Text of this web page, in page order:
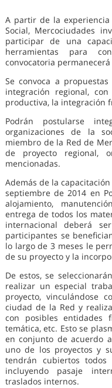
A partir de la experiencia
Social, Mercociudades
participar de una
herramientas para
convocatoria
Se convoca a
integración regional,
productiva, la integración
Podrán postularse
organizaciones de la
miembro de la Red de
de proyecto regional,
mencionadas.
Además de la
septiembre de 2014 en
alojamiento,
entrega de todos los
internacional deberá
participantes se
lo largo de 3 meses le
de su proyecto y la
De estos, se
realizar un especial
proyecto, vinculándose
ciudad de la Red y
con posibles entidades
temática, etc. Esto se
en conjunto de acuerdo
uno de los proyectos y
tendrán cubiertos
incluyendo pasaje
traslados internos.